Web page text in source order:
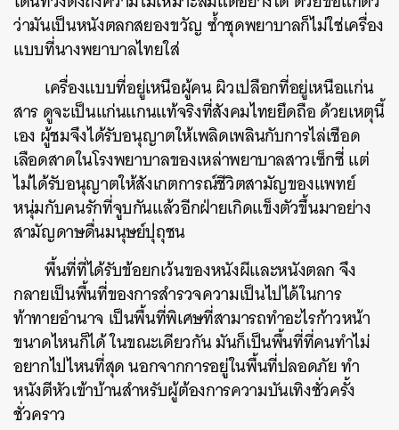
ว่ามันเป็นหนังตลกสยองขวัญ ซ้ำชุดพยาบาลก็ไม่ใช่เครื่อง
แบบที่นางพยาบาลไทยใส่
เครื่องแบบที่อยู่เหนือผู้คน ผิวเปลือกที่อยู่เหนือแก่น
สาร ดูจะเป็นแก่นแกนแท้จริงที่สังคมไทยยึดถือ ด้วยเหตุนี้
เอง ผู้ชมจึงได้รับอนุญาตให้เพลิดเพลินกับการไล่เชือด
เลือดสาดในโรงพยาบาลของเหล่าพยาบาลสาวเซ็กซี่ แต่
ไม่ได้รับอนุญาตให้สังเกตการณ์ชีวิตสามัญของแพทย์
หนุ่มกับคนรักที่จูบกันแล้วอีกฝ่ายเกิดแข็งตัวขึ้นมาอย่าง
สามัญดาษดื่นมนุษย์ปุถุชน
พื้นที่ที่ได้รับข้อยกเว้นของหนังผีและหนังตลก จึง
กลายเป็นพื้นที่ของการสำรวจความเป็นไปได้ในการ
ท้าทายอำนาจ เป็นพื้นที่พิเศษที่สามารถทำอะไรก้าวหน้า
ขนาดไหนก็ได้ ในขณะเดียวกัน มันก็เป็นพื้นที่ที่คนทำไม่
อยากไปไหนที่สุด นอกจากการอยู่ในพื้นที่ปลอดภัย ทำ
หนังตีหัวเข้าบ้านสำหรับผู้ต้องการความบันเทิงชั่วครั้ง
ชั่วคราว
ค้นหา
SHARE TWEET LINE EMAIL